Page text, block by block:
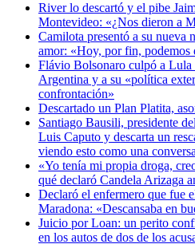
River lo descartó y el pibe
Montevideo: «¿Nos dieron a
Camilota presentó a su nueva
amor: «Hoy, por fin, podemos
Flávio Bolsonaro culpó a Lula
Argentina y a su «política
confrontación»
Descartado un Plan Platita,
Santiago Bausili, presidente
Luis Caputo y descarta un
viendo esto como una
«Yo tenía mi propia droga,
qué declaró Candela Arizaga
Declaró el enfermero que fue
Maradona: «Descansaba en
Juicio por Loan: un perito
en los autos de dos de los